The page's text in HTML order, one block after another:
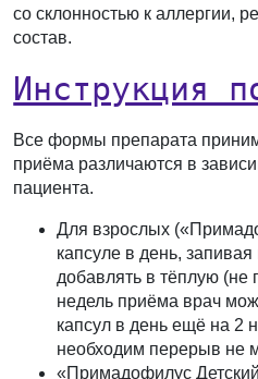
со склонностью к аллергии,
состав.
Инструкция
Все формы препарата
приёма различаются в
пациента.
Для взрослых
капсуле в день,
добавлять в тёплую (не
недель приёма врач
капсул в день ещё на 2
необходим перерыв не
«Примадофилус